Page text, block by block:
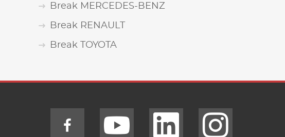
Break MERCEDES-BENZ
Break RENAULT
Break TOYOTA